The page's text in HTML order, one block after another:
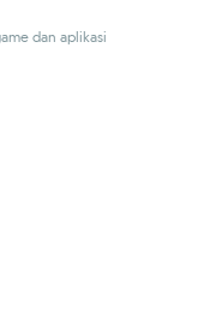
dan aplikasi